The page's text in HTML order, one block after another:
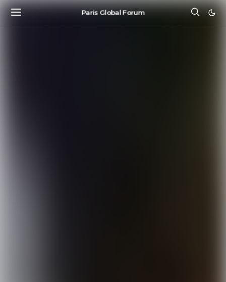
Paris Global Forum